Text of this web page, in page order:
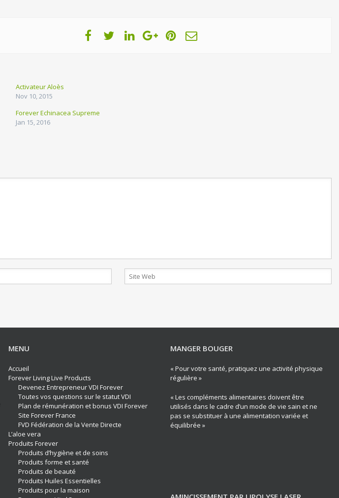
Activateur Aloès
Nov 10, 2015
Forever Echinacea Supreme
Jan 15, 2016
MENU
Accueil
Forever Living Live Products
Devenez Entrepreneur VDI Forever
Toutes vos questions sur le statut VDI
Plan de rémunération et bonus VDI Forever
Site Forever France
FVD Fédération de la Vente Directe
L’aloe vera
Produits Forever
Produits d’hygiène et de soins
Produits forme et santé
Produits de beauté
Produits Huiles Essentielles
Produits pour la maison
MANGER BOUGER
« Pour votre santé, pratiquez une activité physique
régulière »
« Les compléments alimentaires doivent être
utilisés dans le cadre d’un mode de vie sain et ne
pas se substituer à une alimentation variée et
équilibrée »